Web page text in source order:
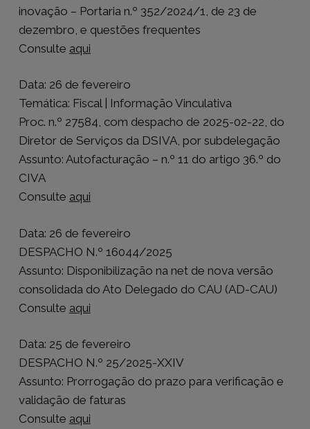
inovação – Portaria n.º 352/2024/1, de 23 de
dezembro, e questões frequentes
Consulte aqui
Data: 26 de fevereiro
Temática: Fiscal | Informação Vinculativa
Proc. n.º 27584, com despacho de 2025-02-22, do
Diretor de Serviços da DSIVA, por subdelegação
Assunto: Autofacturação – n.º 11 do artigo 36.º do
CIVA
Consulte aqui
Data: 26 de fevereiro
DESPACHO N.º 16044/2025
Assunto: Disponibilização na net de nova versão
consolidada do Ato Delegado do CAU (AD-CAU)
Consulte aqui
Data: 25 de fevereiro
DESPACHO N.º 25/2025-XXIV
Assunto: Prorrogação do prazo para verificação e
validação de faturas
Consulte aqui